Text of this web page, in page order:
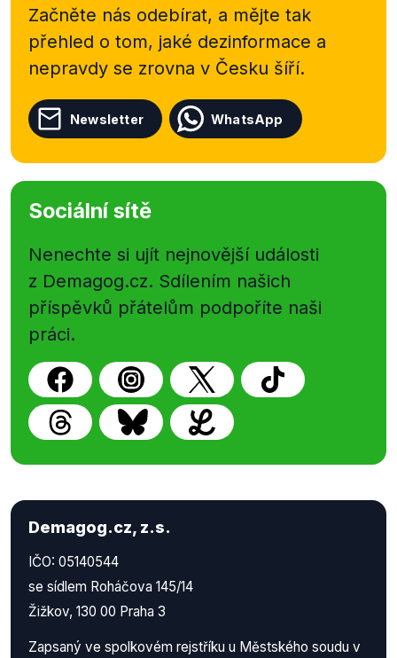
Začněte nás odebírat, a mějte tak
přehled o tom, jaké dezinformace a
nepravdy se zrovna v Česku šíří.
Newsletter WhatsApp
Sociální sítě
Nenechte si ujít nejnovější události
z Demagog.cz. Sdílením našich
příspěvků přátelům podpoříte naši
práci.
Demagog.cz, z.s.
IČO: 05140544
se sídlem Roháčova 145/14
Žižkov, 130 00 Praha 3
Zapsaný ve spolkovém rejstříku u Městského soudu v